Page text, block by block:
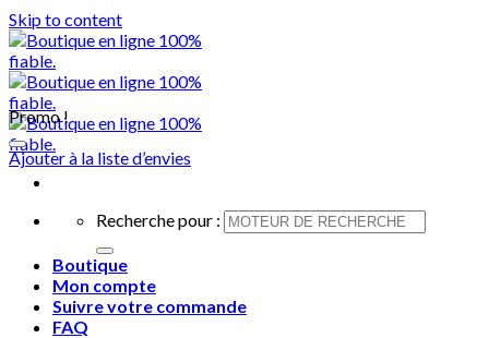
Skip to content
Recherche pour :
Boutique
Mon compte
Suivre votre commande
FAQ
Promo !
Ajouter à la liste d’envies